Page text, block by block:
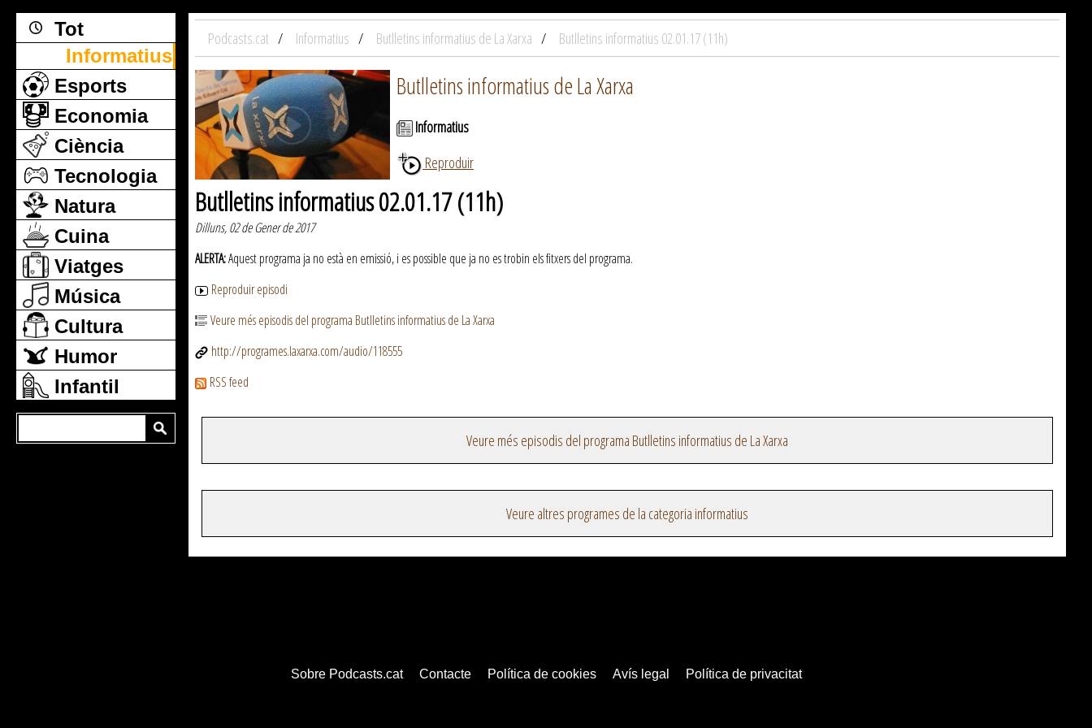
Tot
Informatius
Esports
Economia
Ciència
Tecnologia
Natura
Cuina
Viatges
Música
Cultura
Humor
Infantil
Podcasts.cat Informatius Butlletins informatius de La Xarxa Butlletins informatius 02.01.17 (11h)
Butlletins informatius de La Xarxa
Informatius
Reproduir
Butlletins informatius 02.01.17 (11h)
Dilluns, 02 de Gener de 2017
ALERTA:Aquest programa ja no està en emissió, i es possible que ja no es trobin els fitxers del programa.
Reproduir episodi
Veure més episodis del programa Butlletins informatius de La Xarxa
http://programes.laxarxa.com/audio/118555
RSS feed
Veure més episodis del programa Butlletins informatius de La Xarxa
Veure altres programes de la categoria informatius
Sobre Podcasts.cat Contacte Política de cookies Avís legal Política de privacitat